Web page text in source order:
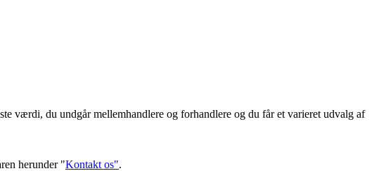
værdi, du undgår mellemhandlere og forhandlere og du får et varieret udvalg af
herunder "Kontakt os".